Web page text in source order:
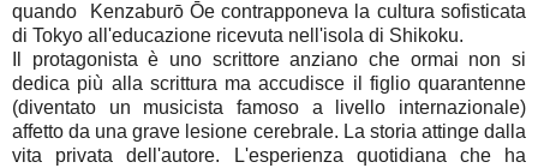
quando Kenzaburō Ōe contrapponeva la cultura sofisticata
di Tokyo all'educazione ricevuta nell'isola di Shikoku.
Il protagonista è uno scrittore anziano che ormai non si
dedica più alla scrittura ma accudisce il figlio quarantenne
(diventato un musicista famoso a livello internazionale)
affetto da una grave lesione cerebrale. La storia attinge dalla
vita privata dell'autore. L'esperienza quotidiana che ha